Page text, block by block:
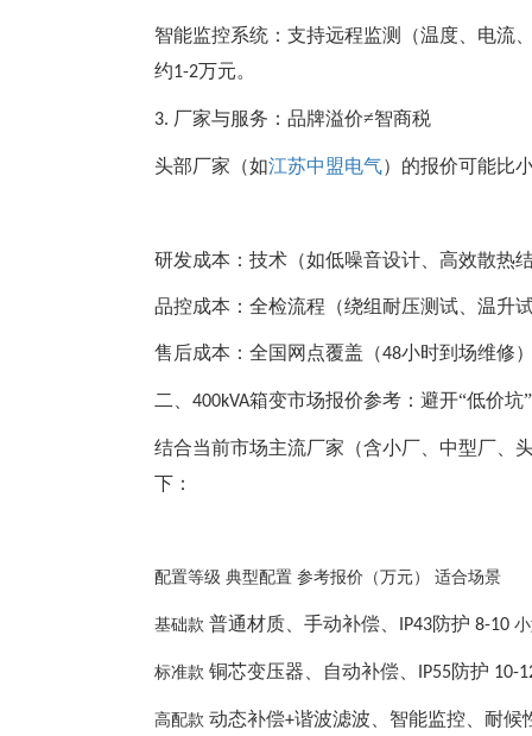
智能监控系统：支持远程监测（温度、电流
约1-2万元。
3. 厂家与服务：品牌溢价≠智商税
头部厂家（如江苏中盟电气）的报价可能比
研发成本：技术（如低噪音设计、高效散热
品控成本：全检流程（绕组耐压测试、温升
售后成本：全国网点覆盖（48小时到场维修
二、 400kVA箱变市场报价参考：避开“低价坑
结合当前市场主流厂家（含小厂、中型厂、
下：
配置等级 典型配置 参考报价（万元） 适合场景
基础款 普通材质、手动补偿、 IP43防护 8-10
标准款 铜芯变压器、自动补偿、 IP55防护 10-
高配款 动态补偿+谐波滤波、智能监控、耐候